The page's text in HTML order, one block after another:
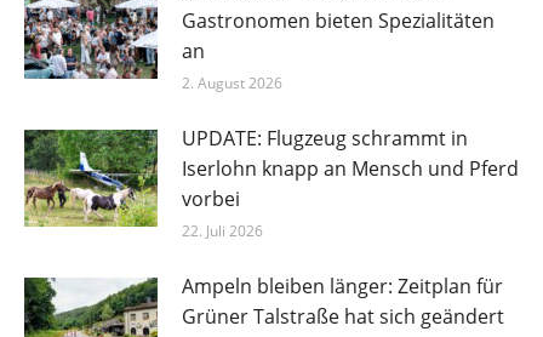
Gastronomen bieten Spezialitäten
an
2. August 2026
UPDATE: Flugzeug schrammt in
Iserlohn knapp an Mensch und Pferd
vorbei
22. Juli 2026
Ampeln bleiben länger: Zeitplan für
Grüner Talstraße hat sich geändert